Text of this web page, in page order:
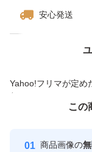
安心発送
Yahoo!フリマが定め
付与しています
安心取引出品者
価格の
この
商品画像の
この商品をみて